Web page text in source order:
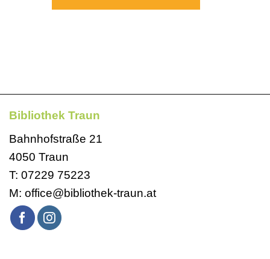
Bibliothek Traun
Bahnhofstraße 21
4050 Traun
T: 07229 75223
M: office@bibliothek-traun.at